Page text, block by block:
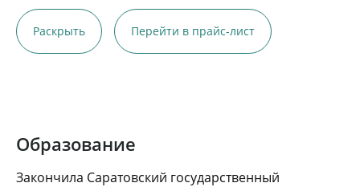
Раскрыть Перейти в прайс-лист
Образование
Закончила Саратовский государственный